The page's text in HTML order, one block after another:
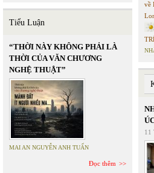
Tiểu Luận
“THỜI NÀY KHÔNG PHẢI LÀ
THỜI CỦA VĂN CHƯƠNG
NGHỆ THUẬT”
MAI AN NGUYỄN ANH TUẤN
Đọc thêm
về
11